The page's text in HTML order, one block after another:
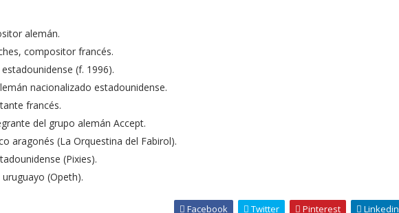
alemán.
compositor francés.
(f. 1996).
nacionalizado estadounidense.
francés.
del grupo alemán Accept.
aragonés (La Orquestina del Fabirol).
(Pixies).
(Opeth).
Facebook Twitter Pinterest Linkedin